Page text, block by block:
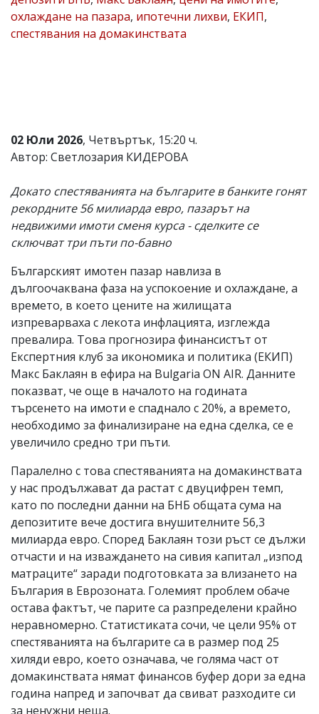
Коментарите
статиите
носи
отговорност
Ако
откриете
обиден
за
вас
моля
сигнализирайте
ни!
охлаждане на пазара, ипотечни лихви, ЕКИП,
спестявания на домакинствата
02 Юли 2026, Четвъртък, 15:20 ч.
Автор: Светлозария КИДЕРОВА
Докато спестяванията на българите в банките гонят
рекордните 56 милиарда евро, пазарът на
недвижими имоти сменя курса - сделките се
сключват три пъти по-бавно
Българският имотен пазар навлиза в
дългоочаквана фаза на успокоение и охлаждане, а
времето, в което цените на жилищата
изпреварваха с лекота инфлацията, изглежда
превалира. Това прогнозира финансистът от
Експертния клуб за икономика и политика (ЕКИП)
Макс Баклаян в ефира на Bulgaria ON AIR. Данните
показват, че още в началото на годината
търсенето на имоти е спаднало с 20%, а времето,
необходимо за финализиране на една сделка, се е
увеличило средно три пъти.
Паралелно с това спестяванията на домакинствата
у нас продължават да растат с двуцифрен темп,
като по последни данни на БНБ общата сума на
депозитите вече достига внушителните 56,3
милиарда евро. Според Баклаян този ръст се дължи
отчасти и на изваждането на сивия капитал „изпод
матраците“ заради подготовката за влизането на
България в Еврозоната. Големият проблем обаче
остава фактът, че парите са разпределени крайно
неравномерно. Статистиката сочи, че цели 95% от
спестяванията на българите са в размер под 25
хиляди евро, което означава, че голяма част от
домакинствата нямат финансов буфер дори за една
година напред и започват да свиват разходите си
за ненужни неща.